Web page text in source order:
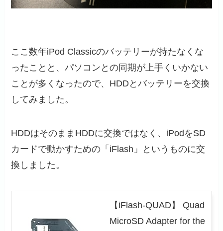
ここ数年iPod Classicのバッテリーが持たなくな
ったことと、パソコンとの同期が上手くいかない
ことが多くなったので、HDDとバッテリーを交換
してみました。
HDDはそのままHDDに交換ではなく、iPodをSD
カードで動かすための「iFlash」というものに交
換しました。
【iFlash-QUAD】 Quad
MicroSD Adapter for the